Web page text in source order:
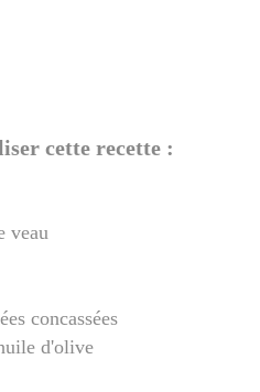
cette recette :
veau
concassées
d'olive